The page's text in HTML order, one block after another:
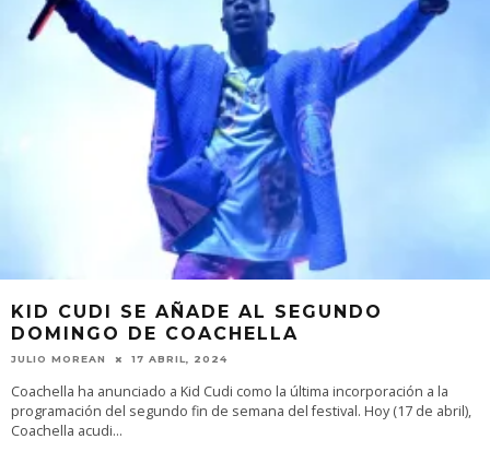
KID CUDI SE AÑADE AL SEGUNDO
DOMINGO DE COACHELLA
JULIO MOREAN 17 ABRIL, 2024
Coachella ha anunciado a Kid Cudi como la última incorporación a la
programación del segundo fin de semana del festival. Hoy (17 de abril),
Coachella acudi...